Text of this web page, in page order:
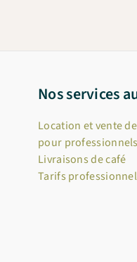
Nos services
Location et vente
pour professionnels
Livraisons de café
Tarifs